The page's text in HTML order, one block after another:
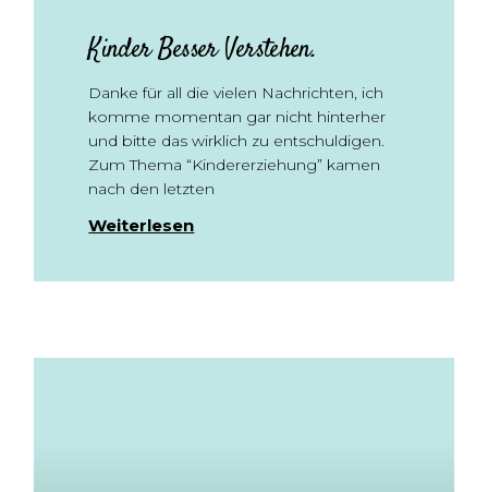
Kinder Besser Verstehen.
Danke für all die vielen Nachrichten, ich
komme momentan gar nicht hinterher
und bitte das wirklich zu entschuldigen.
Zum Thema “Kindererziehung” kamen
nach den letzten
Weiterlesen